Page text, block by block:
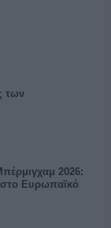
των
2026:
στο Ευρωπαϊκό